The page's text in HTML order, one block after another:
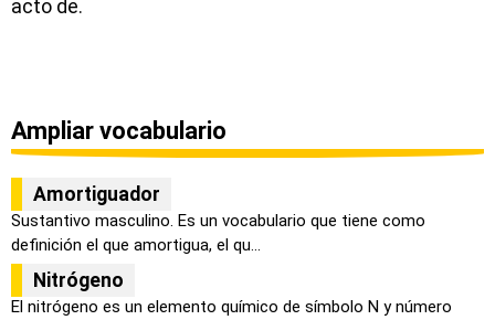
acto de.
Ampliar vocabulario
Amortiguador
Sustantivo masculino. Es un vocabulario que tiene como
definición el que amortigua, el qu...
Nitrógeno
El nitrógeno es un elemento químico de símbolo N y número